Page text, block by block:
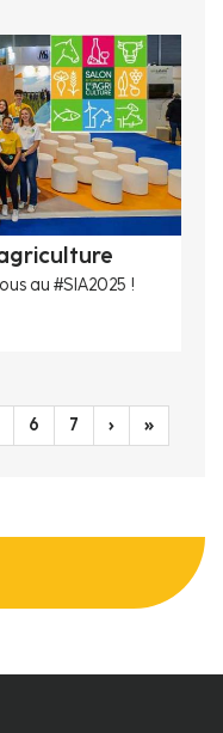
au #SIA2025 !
Page
6 Page
7
Page
suivante
›
Dernière
page
»